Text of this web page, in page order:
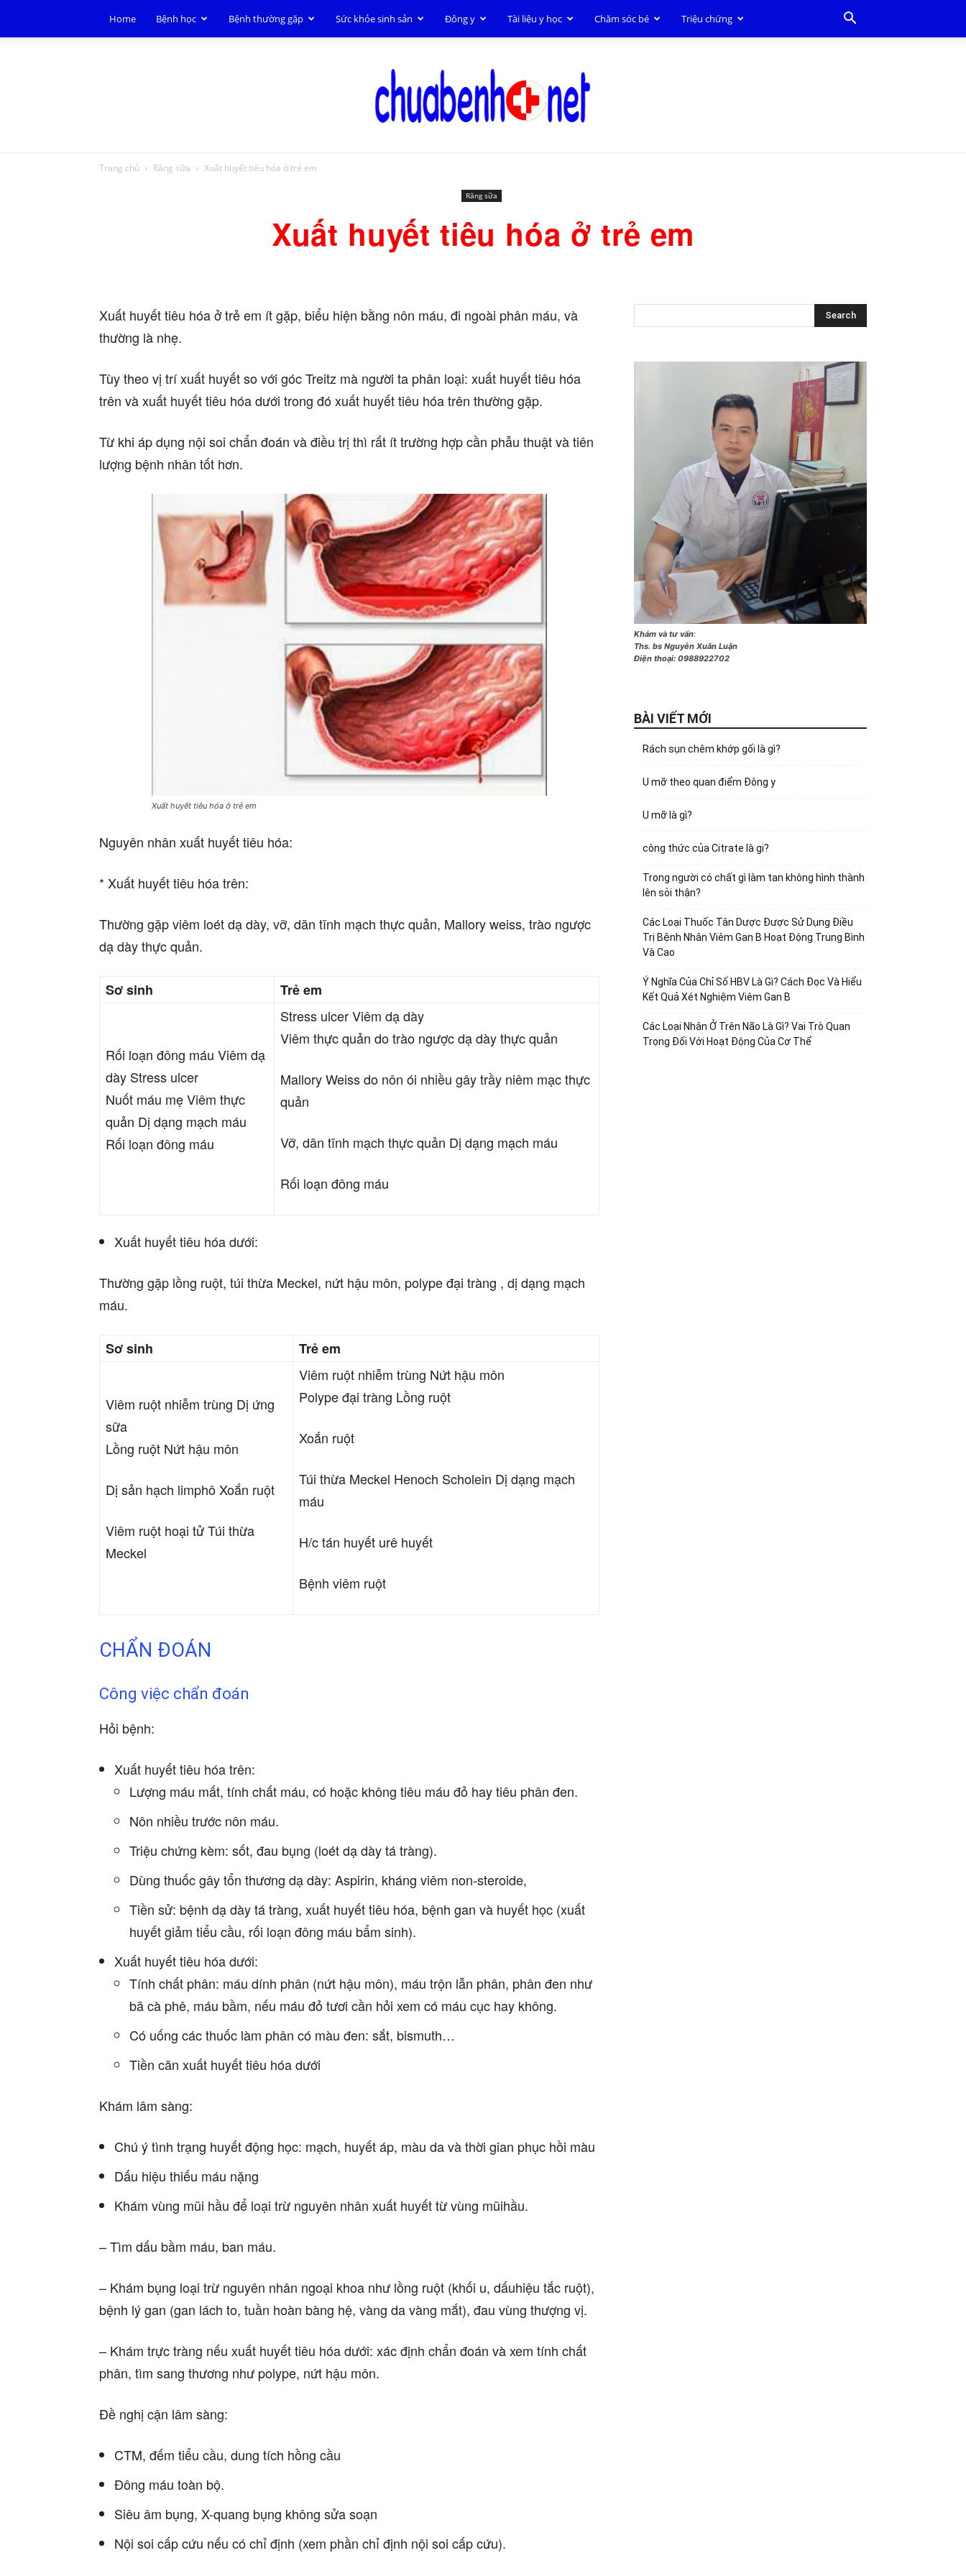
Home Bệnh học Bệnh thường gặp Sức khỏe sinh sản Đông y Tài liệu y học Chăm sóc bé Triệu chứng
NET
Trang chủ Răng sữa Xuất huyết tiêu hóa ở trẻ em
Răng sữa
Xuất huyết tiêu hóa ở trẻ em
Xuất huyết tiêu hóa ở trẻ em ít gặp, biểu hiện bằng nôn máu, đi ngoài phân máu, và
thường là nhẹ.
Tùy theo vị trí xuất huyết so với góc Treitz mà người ta phân loại: xuất huyết tiêu hóa
trên và xuất huyết tiêu hóa dưới trong đó xuất huyết tiêu hóa trên thường gặp.
Từ khi áp dụng nội soi chẩn đoán và điều trị thì rất ít trường hợp cần phẫu thuật và tiên
lượng bệnh nhân tốt hơn.
Xuất huyết tiêu hóa ở trẻ em
Nguyên nhân xuất huyết tiêu hóa:
* Xuất huyết tiêu hóa trên:
Thường gặp viêm loét dạ dày, vỡ, dãn tĩnh mạch thực quản, Mallory weiss, trào ngược
dạ dày thực quản.
Sơ sinh Trẻem
Rối loạn đông máu Viêm dạ
dày Stress ulcer
Nuốt máu mẹ Viêm thực
quản Dị dạng mạch máu
Rối loạn đông máu
Stress ulcer Viêm dạ dày
Viêm thực quản do trào ngược dạ dày thực quản
Mallory Weiss do nôn ói nhiều gây trầy niêm mạc thực
quản
Vỡ, dãn tĩnh mạch thực quản Dị dạng mạch máu
Rối loạn đông máu
Xuất huyết tiêu hóa dưới:
Thường gặp lồng ruột, túi thừa Meckel, nứt hậu môn, polype đại tràng , dị dạng mạch
máu.
Sơ sinh Trẻem
Viêm ruột nhiễm trùng Dị ứng
sữa
Lồng ruột Nứt hậu môn
Dị sản hạch limphô Xoắn ruột
Viêm ruột hoại tử Túi thừa
Meckel
Viêm ruột nhiễm trùng Nứt hậu môn
Polype đại tràng Lồng ruột
Xoắn ruột
Túi thừa Meckel Henoch Scholein Dị dạng mạch
máu
H/c tán huyết urê huyết
Bệnh viêm ruột
CHẨN ĐOÁN
Công việc chẩn đoán
Hỏi bệnh:
Xuất huyết tiêu hóa trên:
Lượng máu mất, tính chất máu, có hoặc không tiêu máu đỏ hay tiêu phân đen.
Nôn nhiều trước nôn máu.
Triệu chứng kèm: sốt, đau bụng (loét dạ dày tá tràng).
Dùng thuốc gây tổn thương dạ dày: Aspirin, kháng viêm non-steroide,
Tiền sử: bệnh dạ dày tá tràng, xuất huyết tiêu hóa, bệnh gan và huyết học (xuất
huyết giảm tiểu cầu, rối loạn đông máu bẩm sinh).
Xuất huyết tiêu hóa dưới:
Tính chất phân: máu dính phân (nứt hậu môn), máu trộn lẫn phân, phân đen như
bã cà phê, máu bầm, nếu máu đỏ tươi cần hỏi xem có máu cục hay không.
Có uống các thuốc làm phân có màu đen: sắt, bismuth…
Tiền căn xuất huyết tiêu hóa dưới
Khám lâm sàng:
Chú ý tình trạng huyết động học: mạch, huyết áp, màu da và thời gian phục hồi màu
Dấu hiệu thiếu máu nặng
Khám vùng mũi hầu để loại trừ nguyên nhân xuất huyết từ vùng mũihầu.
– Tìm dấu bầm máu, ban máu.
– Khám bụng loại trừ nguyên nhân ngoại khoa như lồng ruột (khối u, dấuhiệu tắc ruột),
bệnh lý gan (gan lách to, tuần hoàn bàng hệ, vàng da vàng mắt), đau vùng thượng vị.
– Khám trực tràng nếu xuất huyết tiêu hóa dưới: xác định chẩn đoán và xem tính chất
phân, tìm sang thương như polype, nứt hậu môn.
Đề nghị cận lâm sàng:
CTM, đếm tiểu cầu, dung tích hồng cầu
Đông máu toàn bộ.
Siêu âm bụng, X-quang bụng không sửa soạn
Nội soi cấp cứu nếu có chỉ định (xem phần chỉ định nội soi cấp cứu).
Khám và tư vấn:
Ths. bs Nguyễn Xuân Luận
Điện thoại: 0988922702
BÀI VIẾT MỚI
Rách sụn chêm khớp gối là gì?
U mỡ theo quan điểm Đông y
U mỡ là gì?
công thức của Citrate là gi?
Trong người có chất gì làm tan không hình thành
lên sỏi thận?
Các Loại Thuốc Tân Dược Được Sử Dụng Điều
Trị Bệnh Nhân Viêm Gan B Hoạt Động Trung Bình
Và Cao
Ý Nghĩa Của Chỉ Số HBV Là Gì? Cách Đọc Và Hiểu
Kết Quả Xét Nghiệm Viêm Gan B
Các Loại Nhân Ở Trên Não Là Gì? Vai Trò Quan
Trọng Đối Với Hoạt Động Của Cơ Thể